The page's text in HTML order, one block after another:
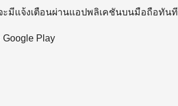
มีแจ้งเตือนผ่านแอปพลิเคชันบนมือถือทันที
Play